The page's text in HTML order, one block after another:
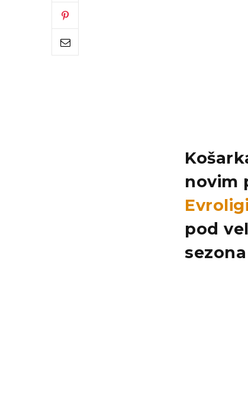
novim
Evroligi
pod